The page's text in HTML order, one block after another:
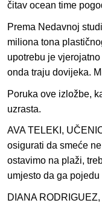
čitav ocean time
Prema Nedavnoj
miliona tona
upotrebu je
onda traju dovijeka.
Poruka ove izložbe,
uzrasta.
AVA TELEKI,
osigurati da smeće
ostavimo na plaži,
umjesto da ga
DIANA